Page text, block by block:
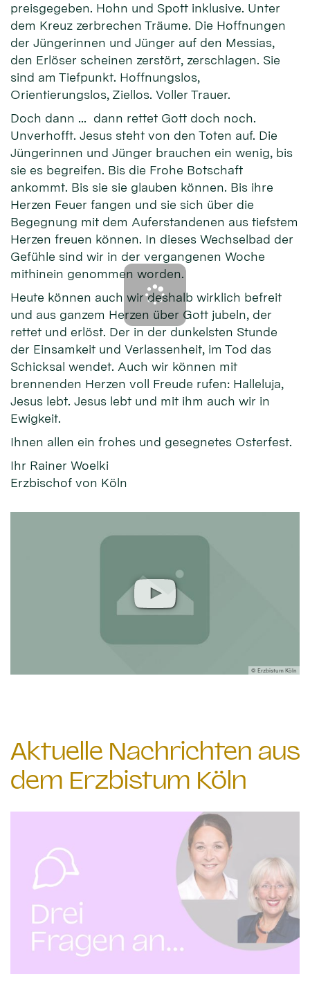
preisgegeben. Hohn und Spott inklusive. Unter
dem Kreuz zerbrechen Träume. Die Hoffnungen
der Jüngerinnen und Jünger auf den Messias,
den Erlöser scheinen zerstört, zerschlagen. Sie
sind am Tiefpunkt. Hoffnungslos,
Orientierungslos, Ziellos. Voller Trauer.
Doch dann … dann rettet Gott doch noch.
Unverhofft. Jesus steht von den Toten auf. Die
Jüngerinnen und Jünger brauchen ein wenig, bis
sie es begreifen. Bis die Frohe Botschaft
ankommt. Bis sie sie glauben können. Bis ihre
Herzen Feuer fangen und sie sich über die
Begegnung mit dem Auferstandenen aus tiefstem
Herzen freuen können. In dieses Wechselbad der
Gefühle sind wir in der vergangenen Woche
mithinein genommen worden.
Heute können auch wir deshalb wirklich befreit
und aus ganzem Herzen über Gott jubeln, der
rettet und erlöst. Der in der dunkelsten Stunde
der Einsamkeit und Verlassenheit, im Tod das
Schicksal wendet. Auch wir können mit
brennenden Herzen voll Freude rufen: Halleluja,
Jesus lebt. Jesus lebt und mit ihm auch wir in
Ewigkeit.
Ihnen allen ein frohes und gesegnetes Osterfest.
Ihr Rainer Woelki
Erzbischof von Köln
© Erzbistum Köln
Aktuelle Nachrichten aus
dem Erzbistum Köln